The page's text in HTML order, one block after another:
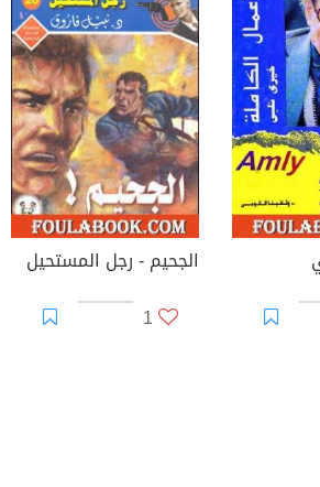
الجحيم - رجل المستحيل
1